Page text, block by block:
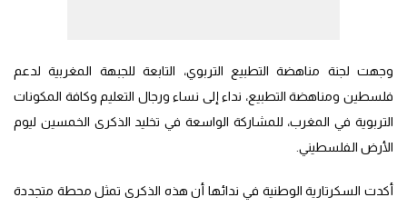
وجهت لجنة مناهضة التطبيع التربوي، التابعة للجبهة المغربية لدعم
فلسطين ومناهضة التطبيع، نداء إلى نساء ورجال التعليم وكافة المكونات
التربوية في المغرب، للمشاركة الواسعة في تخليد الذكرى الخمسين ليوم
الأرض الفلسطيني.
أكدت السكرتارية الوطنية في ندائها أن هذه الذكرى تمثل محطة متجددة